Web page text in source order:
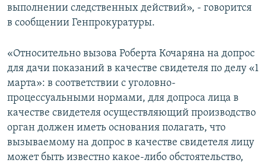
выполнении следственных действий», - говорится
в сообщении Генпрокуратуры.
«Относительно вызова Роберта Кочаряна на допрос
для дачи показаний в качестве свидетеля по делу «1
марта»: в соответствии с уголовно-
процессуальными нормами, для допроса лица в
качестве свидетеля осуществляющий производство
орган должен иметь основания полагать, что
вызываемому на допрос в качестве свидетеля лицу
может быть известно какое-либо обстоятельство,